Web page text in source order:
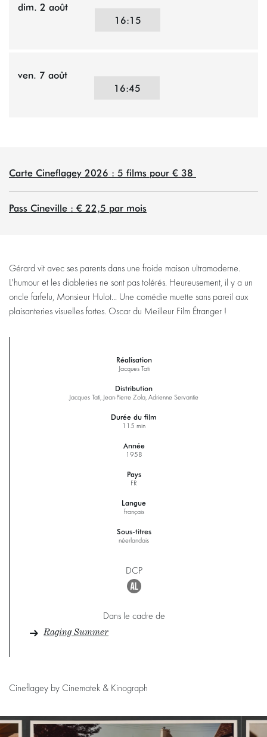
dim. 2 août
16:15
ven. 7 août
16:45
Carte Cineflagey 2026 : 5 films pour € 38
Pass Cineville : € 22,5 par mois
Gérard vit avec ses parents dans une froide maison ultramoderne.
L'humour et les diableries ne sont pas tolérés. Heureusement, il y a un
oncle farfelu, Monsieur Hulot... Une comédie muette sans pareil aux
plaisanteries visuelles fortes. Oscar du Meilleur Film Étranger !
Réalisation
Jacques Tati
Distribution
Jacques Tati, Jean-Pierre Zola, Adrienne Servantie
Durée du film
115 min
Année
1958
Pays
FR
Langue
français
Sous-titres
néerlandais
DCP
Dans le cadre de
Raging Summer
Cineflagey by Cinematek & Kinograph
Passer
Zoomer